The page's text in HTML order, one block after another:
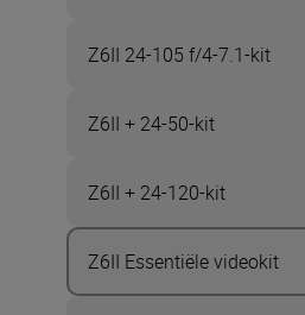
Z6II 24-105 f/4-7.1-kit
Z6II + 24-50-kit
Z6II + 24-120-kit
Z6II Essentiële videokit